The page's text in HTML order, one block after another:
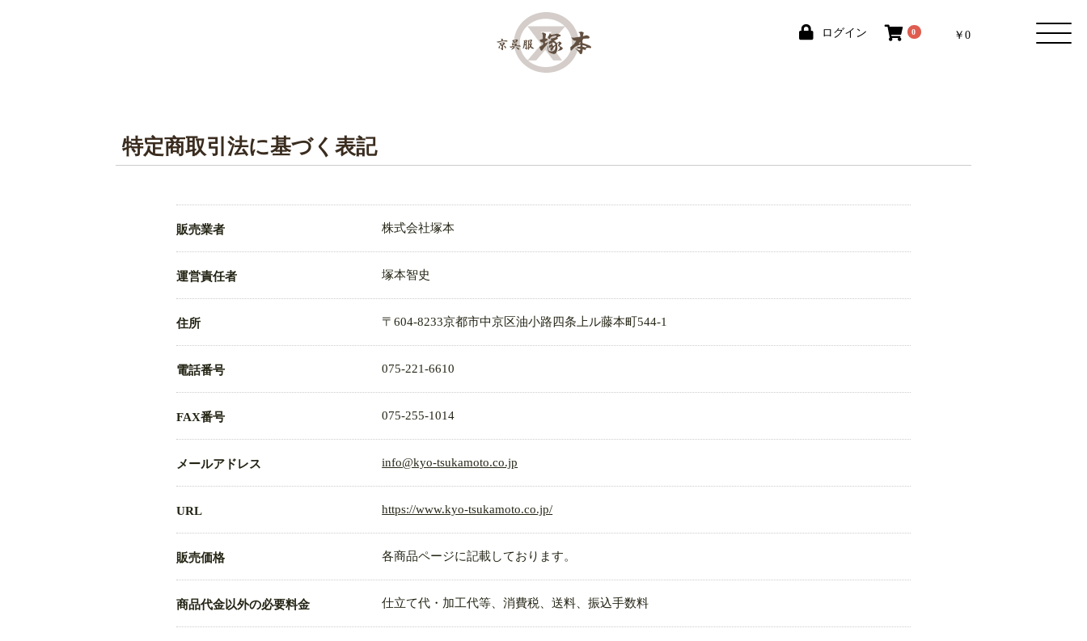
ログイン 0 ￥0
特定商取引法に基づく表記
販売業者 株式会社塚本
運営責任者 塚本智史
住所 〒604-8233京都市中京区油小路四条上ル藤本町544-1
電話番号 075-221-6610
FAX番号 075-255-1014
メールアドレス info@kyo-tsukamoto.co.jp
URL https://www.kyo-tsukamoto.co.jp/
販売価格 各商品ページに記載しております。
商品代金以外の必要料金 仕立て代・加工代等、消費税、送料、振込手数料